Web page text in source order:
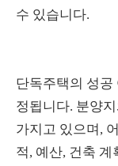
수 있습니다.
단독주택의 성공
정됩니다. 분양
가지고 있으며,
적, 예산, 건축